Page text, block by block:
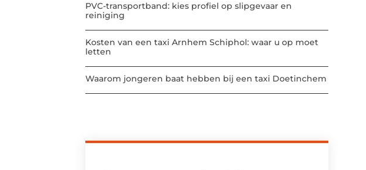
PVC-transportband: kies profiel op slipgevaar en
reiniging
Kosten van een taxi Arnhem Schiphol: waar u op moet
letten
Waarom jongeren baat hebben bij een taxi Doetinchem